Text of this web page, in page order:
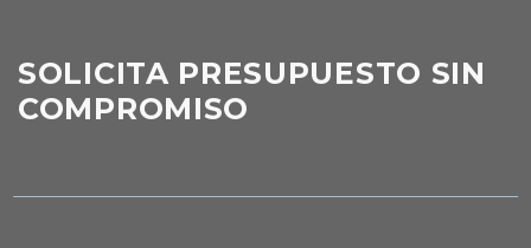
SOLICITA PRESUPUESTO SIN
COMPROMISO